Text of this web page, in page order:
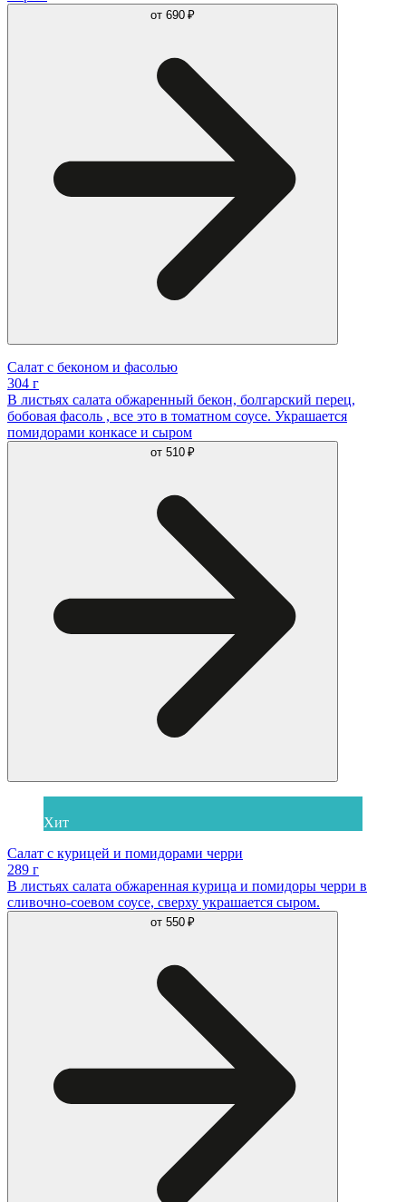
от 690 ₽
Салат с беконом и фасолью
304 г
В листьях салата обжаренный бекон, болгарский перец,
бобовая фасоль , все это в томатном соусе. Украшается
помидорами конкасе и сыром
от 510 ₽
Хит
Салат с курицей и помидорами черри
289 г
В листьях салата обжаренная курица и помидоры черри в
сливочно-соевом соусе, сверху украшается сыром.
от 550 ₽